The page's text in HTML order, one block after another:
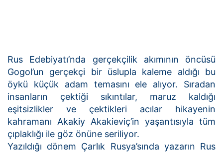
Rus Edebiyatı’nda gerçekçilik akımının öncüsü
Gogol’un gerçekçi bir üslupla kaleme aldığı bu
öykü küçük adam temasını ele alıyor. Sıradan
insanların çektiği sıkıntılar, maruz kaldığı
eşitsizlikler ve çektikleri acılar hikayenin
kahramanı Akakiy Akakieviç’in yaşantısıyla tüm
çıplaklığı ile göz önüne seriliyor.
Yazıldığı dönem Çarlık Rusya’sında yazarın Rus